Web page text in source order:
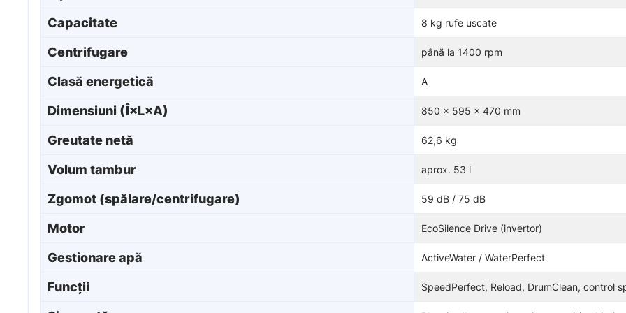
Capacitate 8 kg rufe uscate
Centrifugare până la 1400 rpm
Clasă energetică A
Dimensiuni (Î×L×A) 850 × 595 × 470 mm
Greutate netă 62,6 kg
Volum tambur aprox. 53 l
Zgomot (spălare/centrifugare) 59 dB / 75 dB
Motor EcoSilence Drive (invertor)
Gestionare apă ActiveWater / WaterPerfect
Funcții SpeedPerfect, Reload, DrumClean, control